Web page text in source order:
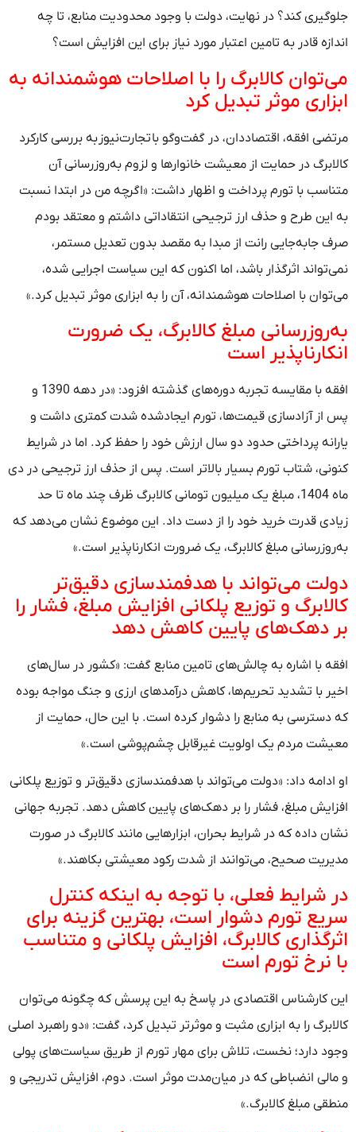
جلوگیری کند؟ در نهایت، دولت با وجود محدودیت منابع، تا چه
اندازه قادر به تامین اعتبار مورد نیاز برای این افزایش است؟
می‌توان کالابرگ را با اصلاحات هوشمندانه به
ابزاری موثر تبدیل کرد
مرتضی افقه، اقتصاددان، در گفت‌وگو با تجارت‌نیوز به بررسی کارکرد
کالابرگ در حمایت از معیشت خانوارها و لزوم به‌روزرسانی آن
متناسب با تورم پرداخت و اظهار داشت: «اگرچه من در ابتدا نسبت
به این طرح و حذف ارز ترجیحی انتقاداتی داشتم و معتقد بودم
صرف جابه‌جایی رانت از مبدا به مقصد بدون تعدیل مستمر،
نمی‌تواند اثرگذار باشد، اما اکنون که این سیاست اجرایی شده،
می‌توان با اصلاحات هوشمندانه، آن را به ابزاری موثر تبدیل کرد.»
به‌روزرسانی مبلغ کالابرگ، یک ضرورت
انکارناپذیر است
افقه با مقایسه تجربه دوره‌های گذشته افزود: «در دهه 1390 و
پس از آزادسازی قیمت‌ها، تورم ایجادشده شدت کمتری داشت و
یارانه پرداختی حدود دو سال ارزش خود را حفظ کرد. اما در شرایط
کنونی، شتاب تورم بسیار بالاتر است. پس از حذف ارز ترجیحی در دی
ماه 1404، مبلغ یک میلیون تومانی کالابرگ ظرف چند ماه تا حد
زیادی قدرت خرید خود را از دست داد. این موضوع نشان می‌دهد که
به‌روزرسانی مبلغ کالابرگ، یک ضرورت انکارناپذیر است.»
دولت می‌تواند با هدفمندسازی دقیق‌تر
کالابرگ و توزیع پلکانی افزایش مبلغ، فشار را
بر دهک‌های پایین کاهش دهد
افقه با اشاره به چالش‌های تامین منابع گفت: «کشور در سال‌های
اخیر با تشدید تحریم‌ها، کاهش درآمدهای ارزی و جنگ مواجه بوده
که دسترسی به منابع را دشوار کرده است. با این حال، حمایت از
معیشت مردم یک اولویت غیرقابل چشم‌پوشی است.»
او ادامه داد: «دولت می‌تواند با هدفمندسازی دقیق‌تر و توزیع پلکانی
افزایش مبلغ، فشار را بر دهک‌های پایین کاهش دهد. تجربه جهانی
نشان داده که در شرایط بحران، ابزارهایی مانند کالابرگ در صورت
مدیریت صحیح، می‌توانند از شدت رکود معیشتی بکاهند.»
در شرایط فعلی، با توجه به اینکه کنترل
سریع تورم دشوار است، بهترین گزینه برای
اثرگذاری کالابرگ، افزایش پلکانی و متناسب
با نرخ تورم است
این کارشناس اقتصادی در پاسخ به این پرسش که چگونه می‌توان
کالابرگ را به ابزاری مثبت و موثرتر تبدیل کرد، گفت: «دو راهبرد اصلی
وجود دارد؛ نخست، تلاش برای مهار تورم از طریق سیاست‌های پولی
و مالی انضباطی که در میان‌مدت موثر است. دوم، افزایش تدریجی و
منطقی مبلغ کالابرگ.»